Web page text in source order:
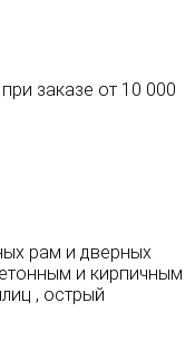
при заказе от 10 000
рам и дверных
и кирпичным
, острый